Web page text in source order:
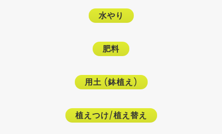
水やり
肥料
用土 (鉢植え)
植えつけ/植え替え